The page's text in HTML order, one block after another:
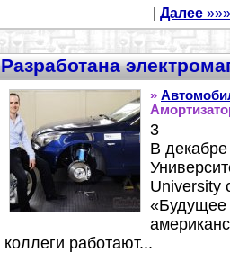
Далее »»»
Разработана
»
3
В
University
«Будущее
коллеги работают...